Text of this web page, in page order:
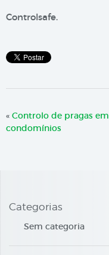
Controlsafe.
« Controlo de pragas em
condomínios
Categorias
Sem categoria